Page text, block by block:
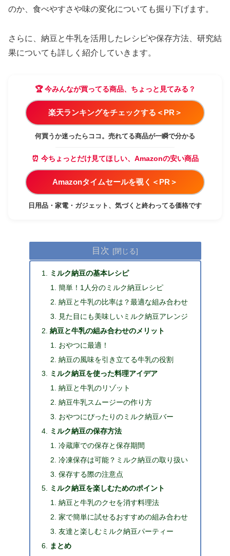
のか、食べやすさや味の変化についても掘り下げます。
さらに、納豆と牛乳を活用したレシピや保存方法、研究結
果についても詳しく紹介していきます。
🏆 今みんなが買ってる商品、ちょっと見てみる？
楽天ランキングをチェックする＜PR＞
何買うか迷ったらココ。売れてる商品が一瞬で分かる
⏰ 今ちょっとだけ見てほしい、Amazonの安い商品
Amazonタイムセールを覗く＜PR＞
日用品・家電・ガジェット、気づくと終わってる価格です
目次
ミルク納豆の基本レシピ
簡単！1人分のミルク納豆レシピ
納豆と牛乳の比率は？最適な組み合わせ
見た目にも美味しいミルク納豆アレンジ
納豆と牛乳の組み合わせのメリット
おやつに最適！
納豆の風味を引き立てる牛乳の役割
ミルク納豆を使った料理アイデア
納豆と牛乳のリゾット
納豆牛乳スムージーの作り方
おやつにぴったりのミルク納豆バー
ミルク納豆の保存方法
冷蔵庫での保存と保存期間
冷凍保存は可能？ミルク納豆の取り扱い
保存する際の注意点
ミルク納豆を楽しむためのポイント
納豆と牛乳のクセを消す料理法
家で簡単に試せるおすすめの組み合わせ
友達と楽しむミルク納豆パーティー
まとめ